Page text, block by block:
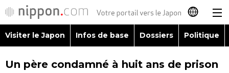
日本語
English
Visiter le Japon Infos de base Dossiers Politique
Un père condamné à huit ans de prison